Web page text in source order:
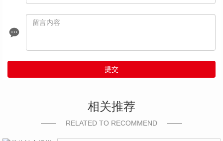
提交
相关推荐
RELATED TO RECOMMEND